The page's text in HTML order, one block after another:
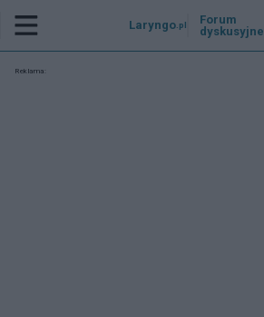
Laryngo.pl
Forum
dyskusyjne
Reklama: